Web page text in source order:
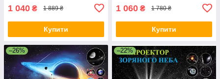
1 040 ₴ 1 889 ₴
Купити
1 060 ₴ 1 780 ₴
Купити
–26% –22%